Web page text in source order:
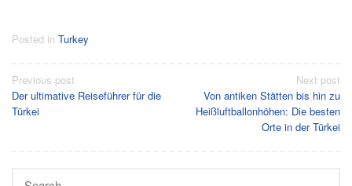
Posted in Turkey
Post
navigation
Previous post
Der ultimative Reiseführer für die
Türkei
Next post
Von antiken Stätten bis hin zu
Heißluftballonhöhen: Die besten
Orte in der Türkei